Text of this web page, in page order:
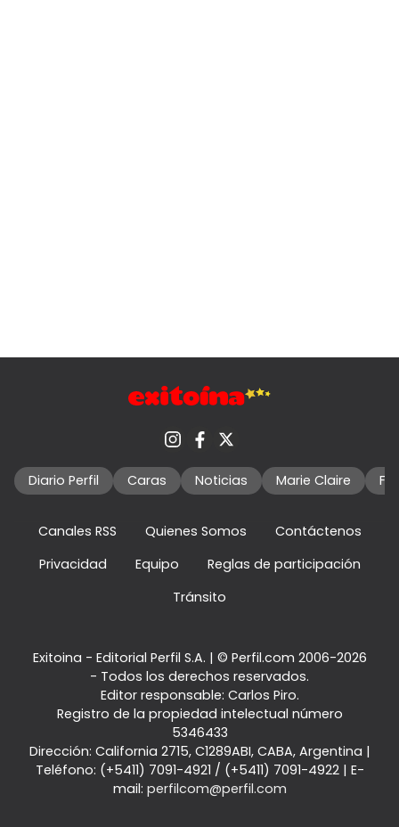
Diario Perfil Caras Noticias Marie Claire
Canales RSS Quienes Somos
Contáctenos
Privacidad
Equipo
Reglas de participación
Tránsito
Exitoina - Editorial Perfil S.A. | © Perfil.com 2006-2026
- Todos los derechos reservados.
Editor responsable: Carlos Piro.
Registro de la propiedad intelectual número
5346433
Dirección: California 2715, C1289ABI, CABA, Argentina |
Teléfono: (+5411) 7091-4921 / (+5411) 7091-4922| E-
mail: perfilcom@perfil.com